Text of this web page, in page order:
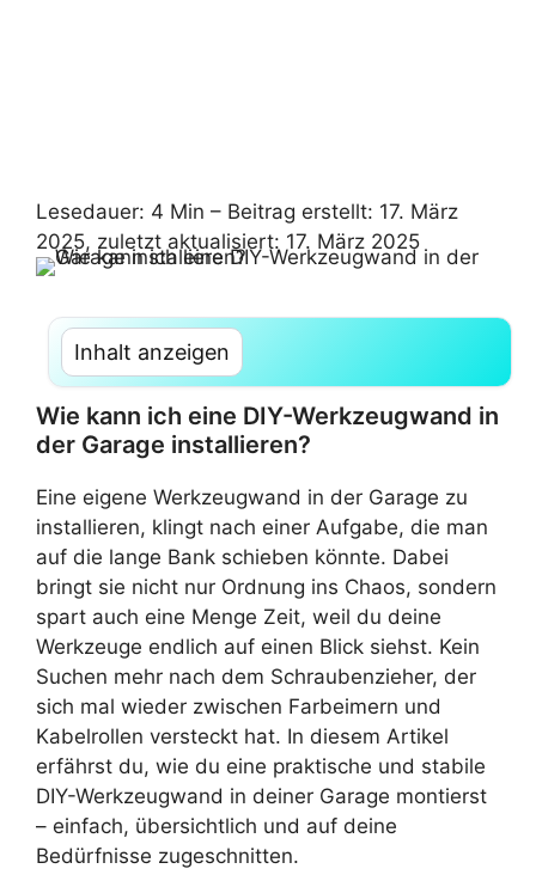
Lesedauer: 4 Min – Beitrag erstellt: 17. März
2025, zuletzt aktualisiert: 17. März 2025
Inhalt anzeigen
Wie kann ich eine DIY-Werkzeugwand in
der Garage installieren?
Eine eigene Werkzeugwand in der Garage zu
installieren, klingt nach einer Aufgabe, die man
auf die lange Bank schieben könnte. Dabei
bringt sie nicht nur Ordnung ins Chaos, sondern
spart auch eine Menge Zeit, weil du deine
Werkzeuge endlich auf einen Blick siehst. Kein
Suchen mehr nach dem Schraubenzieher, der
sich mal wieder zwischen Farbeimern und
Kabelrollen versteckt hat. In diesem Artikel
erfährst du, wie du eine praktische und stabile
DIY-Werkzeugwand in deiner Garage montierst
– einfach, übersichtlich und auf deine
Bedürfnisse zugeschnitten.